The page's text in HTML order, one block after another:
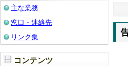
主な業務
窓口・連絡先
リンク集
コンテンツ